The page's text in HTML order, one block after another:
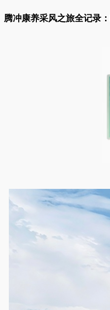
腾冲康养采风之旅全记录：